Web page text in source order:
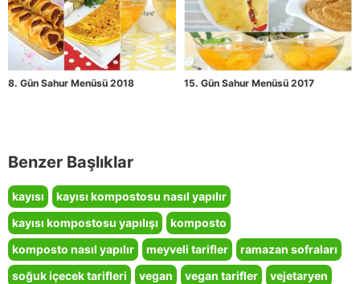
8. Gün Sahur Menüsü 2018 15. Gün Sahur Menüsü 2017
Benzer Başlıklar
kayısı
kayısı kompostosu nasıl yapılır
kayısı kompostosu yapılışı
komposto
komposto nasıl yapılır
meyveli tarifler
ramazan sofraları
soğuk içecek tarifleri
vegan vegan tarifler
vejetaryen